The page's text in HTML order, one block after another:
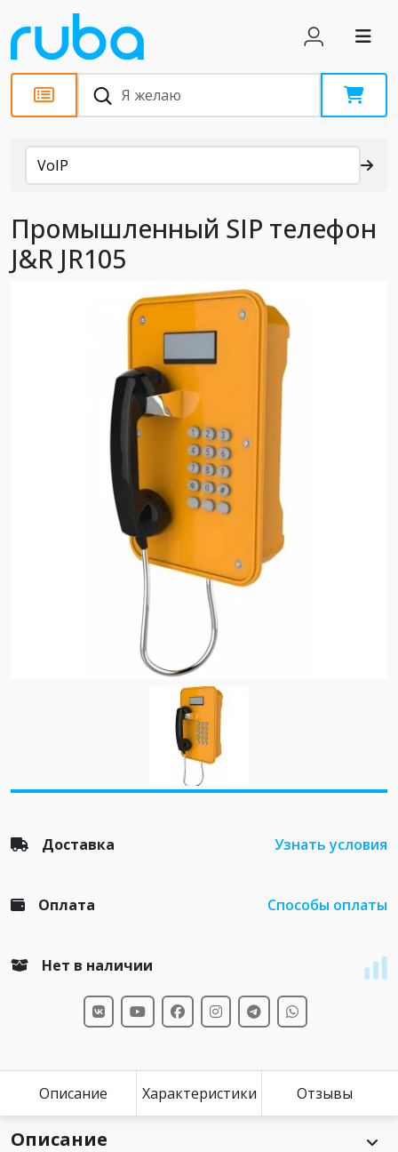
Каталог
VoIP
Промышленный SIP телефон
J&R JR105
Доставка Узнать условия
Оплата Способы оплаты
Нет в наличии
Описание Характеристики Отзывы
Описание